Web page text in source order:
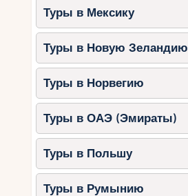
Туры в Мексику
Туры в Новую Зеландию
Туры в Норвегию
Туры в ОАЭ (Эмираты)
Туры в Польшу
Туры в Румынию